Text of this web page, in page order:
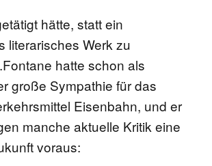
hätte, statt ein
literarisches Werk zu
hatte schon als
große Sympathie für das
Eisenbahn, und er
manche aktuelle Kritik eine
voraus: